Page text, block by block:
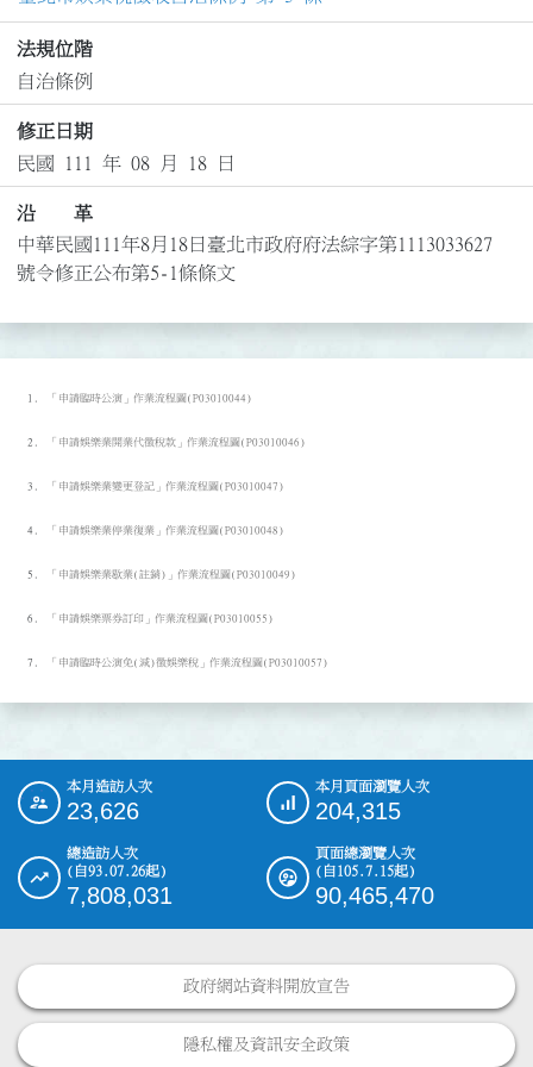
法規位階
自治條例
修正日期
民國 111 年 08 月 18 日
沿 革
中華民國111年8月18日臺北市政府府法綜字第1113033627
號令修正公布第5-1條條文
「申請臨時公演」作業流程圖(P03010044)
「申請娛樂業開業代徵稅款」作業流程圖(P03010046)
「申請娛樂業變更登記」作業流程圖(P03010047)
「申請娛樂業停業復業」作業流程圖(P03010048)
「申請娛樂業歇業(註銷)」作業流程圖(P03010049)
「申請娛樂票券訂印」作業流程圖(P03010055)
「申請臨時公演免(減)徵娛樂稅」作業流程圖(P03010057)
::: 本月造訪人次
23,626
本月頁面瀏覽人次
204,315
總造訪人次
(自93.07.26起)
7,808,031
頁面總瀏覽人次
(自105.7.15起)
90,465,470
政府網站資料開放宣告
隱私權及資訊安全政策